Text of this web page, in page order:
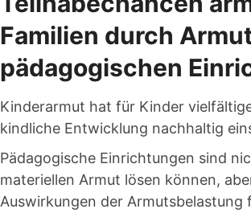
Familien durch
pädagogischen
Kinderarmut hat für Kinder
kindliche Entwicklung nachhaltig
Pädagogische Einrichtungen sind
materiellen Armut lösen können,
Auswirkungen der